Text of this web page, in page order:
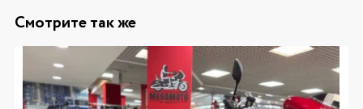
Смотрите так же